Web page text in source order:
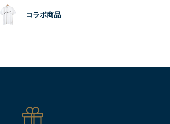
コラボ商品